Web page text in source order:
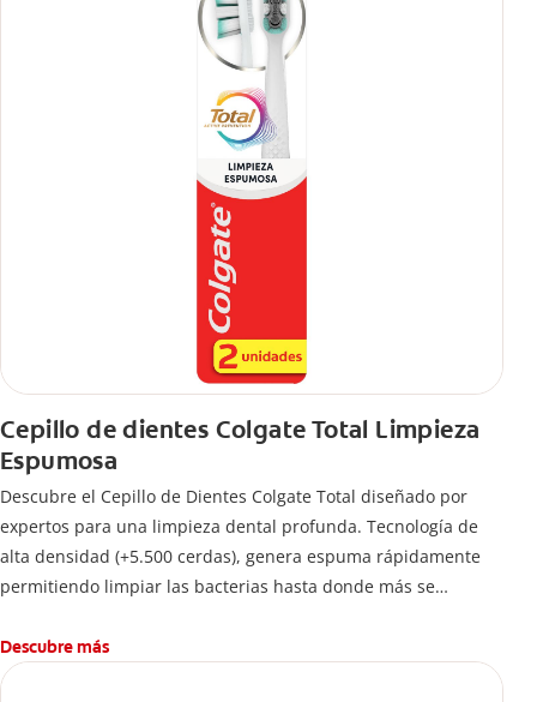
Cepillo de dientes Colgate Total Limpieza
Espumosa
Descubre el Cepillo de Dientes Colgate Total diseñado por
expertos para una limpieza dental profunda. Tecnología de
alta densidad (+5.500 cerdas), genera espuma rápidamente
permitiendo limpiar las bacterias hasta donde más se
Descubre más